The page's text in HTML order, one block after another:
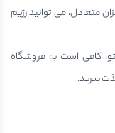
متعادل، می توانید رژیم
کافی است به فروشگاه
ببرید.